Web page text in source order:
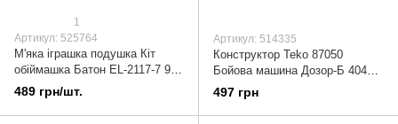
1
Артикул: 525764
М'яка іграшка подушка Кіт
обіймашка Батон EL-2117-7 90
см Коричневий
489 грн/шт.
Артикул: 514335
Конструктор Teko 87050
Бойова машина Дозор-Б 404
деталі
497 грн